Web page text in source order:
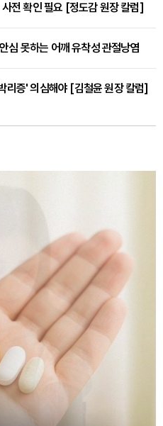
전 확인 필요 [정도감 원장 칼럼]
못하는 어깨 유착성 관절낭염
리증' 의심해야 [김철윤 원장 칼럼]